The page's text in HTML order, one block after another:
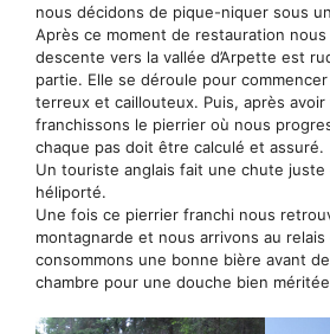
nous décidons de pique-niquer sous
Après ce moment de restauration
descente vers la vallée d’Arpette est
partie. Elle se déroule pour
terreux et caillouteux. Puis, après
franchissons le pierrier où nous
chaque pas doit être calculé et assuré.
Un touriste anglais fait une chute
héliporté.
Une fois ce pierrier franchi nous
montagnarde et nous arrivons au relais
consommons une bonne bière avant
chambre pour une douche bien